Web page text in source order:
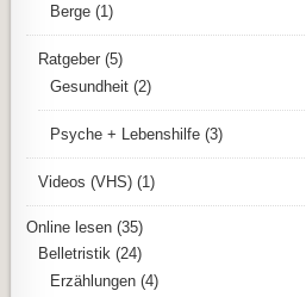
Berge (1)
Ratgeber (5)
Gesundheit (2)
Psyche + Lebenshilfe (3)
Videos (VHS) (1)
Online lesen (35)
Belletristik (24)
Erzählungen (4)